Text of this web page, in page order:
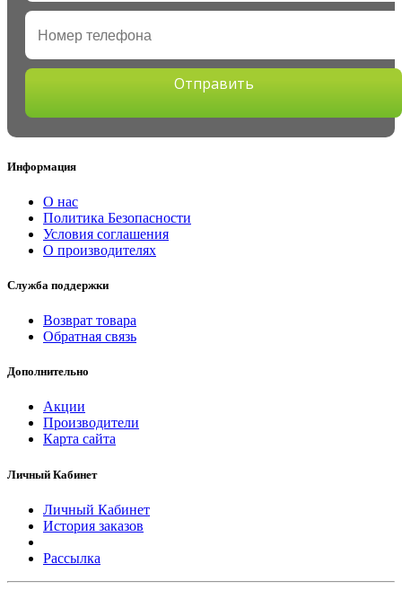
Отправить
Информация
О нас
Политика Безопасности
Условия соглашения
О производителях
Служба поддержки
Возврат товара
Обратная связь
Дополнительно
Акции
Производители
Карта сайта
Личный Кабинет
Личный Кабинет
История заказов
Рассылка